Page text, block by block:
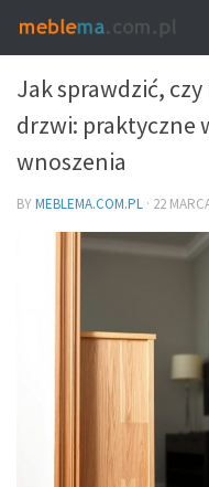
MEBLE – PROPORCJE, UKŁAD
Jak sprawdzić,
drzwi: praktyczne
wnoszenia
BYMEBLEMA.COM.PL · 22